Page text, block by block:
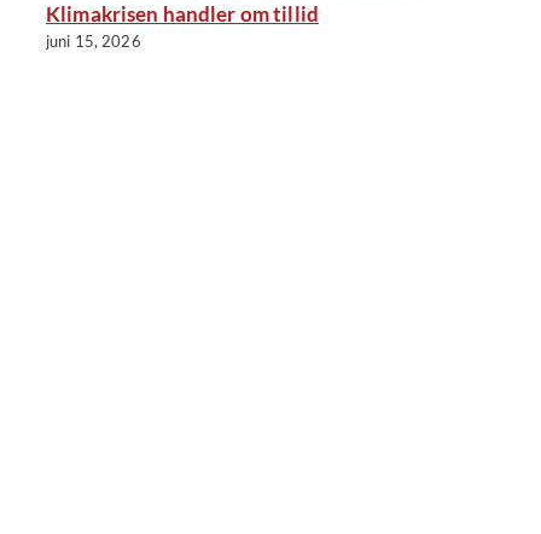
Klimakrisen handler om tillid
juni 15, 2026